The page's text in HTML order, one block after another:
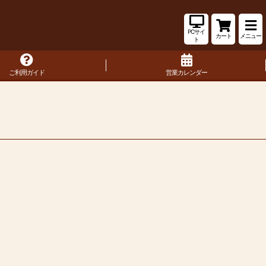
PCサイ
ト
カート メニュー
ご利用ガイド 営業カレンダー